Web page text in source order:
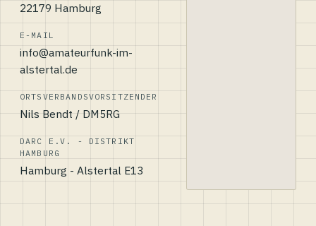
22179 Hamburg
E-MAIL
info@amateurfunk-im-
alstertal.de
ORTSVERBANDSVORSITZENDER
Nils Bendt / DM5RG
DARC E.V. - DISTRIKT
HAMBURG
Hamburg - Alstertal E13